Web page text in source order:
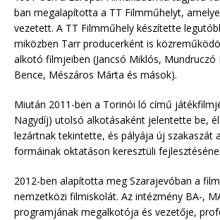
ban megalapította a TT Filmműhelyt,
vezetett. A TT Filmműhely készítette
miközben Tarr producerként is
alkotó filmjeiben (Jancsó Miklós, Mundruczó
Bence, Mészáros Márta és mások).
Miután 2011-ben a Torinói ló című
Nagydíj) utolsó alkotásaként jelentette be,
lezártnak tekintette, és pályája új szakaszát
formáinak oktatáson keresztüli
2012-ben alapította meg Szarajevóban a
nemzetközi filmiskolát. Az intézmény BA-,
programjának megalkotója és vezetője,